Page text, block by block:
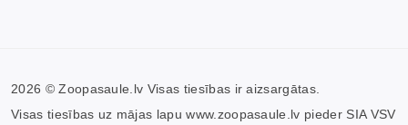
2026 © Zoopasaule.lv Visas tiesības ir aizsargātas.
Visas tiesības uz mājas lapu www.zoopasaule.lv pieder SIA VSV